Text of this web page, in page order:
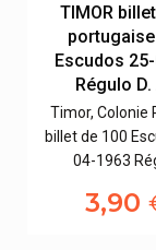
TIMOR
Escudos
Régulo
Timor, Colonie
billet de 100
04-1963
3,90